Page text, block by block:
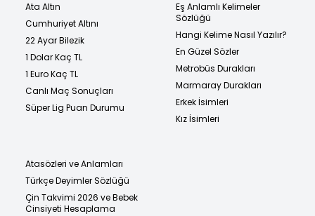
Ata Altın
Cumhuriyet Altını
22 Ayar Bilezik
1 Dolar Kaç TL
1 Euro Kaç TL
Canlı Maç Sonuçları
Süper Lig Puan Durumu
Eş Anlamlı Kelimeler
Sözlüğü
Hangi Kelime Nasıl Yazılır?
En Güzel Sözler
Metrobüs Durakları
Marmaray Durakları
Erkek İsimleri
Kız İsimleri
Atasözleri ve Anlamları
Türkçe Deyimler Sözlüğü
Çin Takvimi 2026 ve Bebek
Cinsiyeti Hesaplama